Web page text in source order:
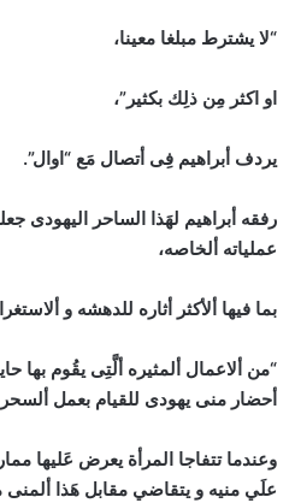
“لا يشترط مبلغا معينا،
او اكثر مِن ذلِك بكثير”،
يردف أبراهيم فِى أتصال مَع “اوال”.
رفقه أبراهيم لهَذا الساحر اليهودى
عملياته ألخاصه،
بما فيها ألأكثر أثاره للدهشه و
“من ألاعمال ألمثيره ألَّتِى يقُوم بها
أحضار منى يهودى للقيام بعمل
وعندما تتفاجا المرأة يعرض عَليها
علَي منيه و يتقاضي مقابل هَذا ألمنى